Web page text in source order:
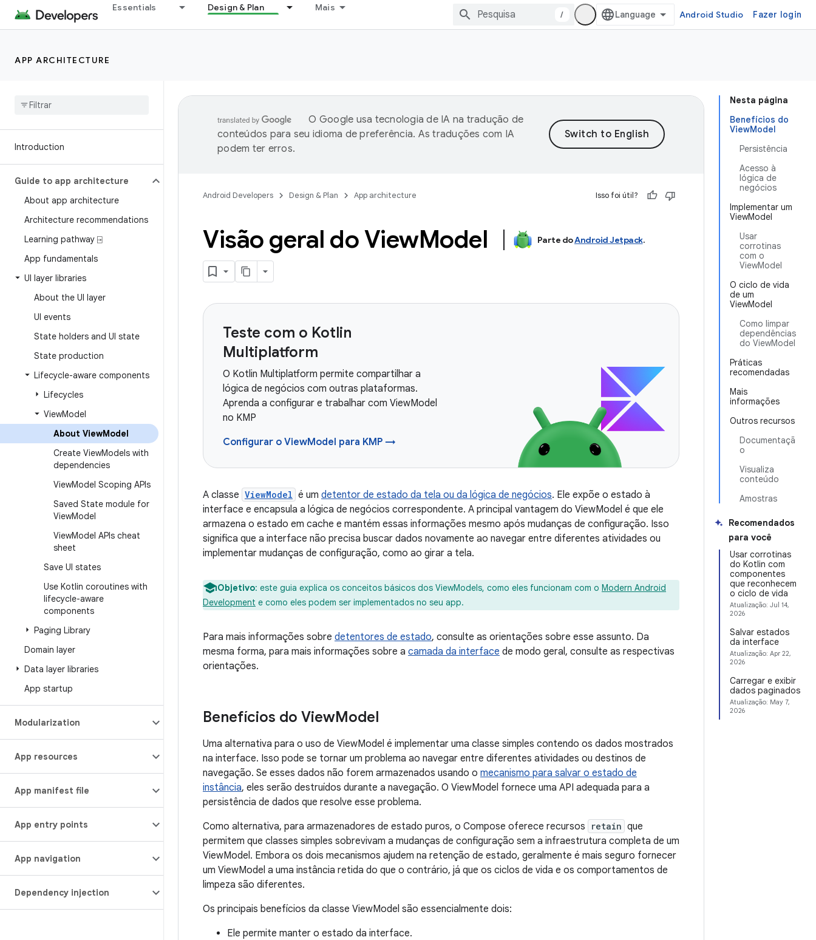
Essentials Design & Plan Mais
/ Android Studio Fazer login
APP ARCHITECTURE
Introduction
Guide to app architecture
About app architecture
Architecture recommendations
Learning pathway ⍈
App fundamentals
UI layer libraries
About the UI layer
UI events
State holders and UI state
State production
Lifecycle-aware components
Lifecycles
ViewModel
About ViewModel
Create ViewModels with
dependencies
ViewModel Scoping APIs
Saved State module for
ViewModel
ViewModel APIs cheat
sheet
Save UI states
Use Kotlin coroutines with
lifecycle-aware
components
Paging Library
Domain layer
Data layer libraries
App startup
Modularization
App resources
App manifest file
App entry points
App navigation
Dependency injection
Nesta página
Benefícios do
ViewModel
Persistência
Acesso à
lógica de
negócios
Implementar um
ViewModel
Usar
corrotinas
com o
ViewModel
O ciclo de vida
de um
ViewModel
Como limpar
dependências
do ViewModel
Práticas
recomendadas
Mais
informações
Outros recursos
Documentaçã
o
Visualiza
conteúdo
Amostras
Recomendados
para você
Usar corrotinas
do Kotlin com
componentes
que reconhecem
o ciclo de vida
Atualização: Jul 14,
2026
Salvar estados
da interface
Atualização: Apr 22,
2026
Carregar e exibir
dados paginados
Atualização: May 7,
2026
O Google usa tecnologia de IA na tradução de
conteúdos para seu idioma de preferência. As traduções com IA
podem ter erros.
Android Developers Design & Plan App architecture Isso foi útil?
Visão geral do ViewModel Parte doAndroid Jetpack.
Teste com o Kotlin
Multiplatform
O Kotlin Multiplatform permite compartilhar a
lógica de negócios com outras plataformas.
Aprenda a configurar e trabalhar com ViewModel
no KMP
Configurar o ViewModel para KMP →
A classe ViewModel é um detentor de estado da tela ou da lógica de negócios. Ele expõe o estado à
interface e encapsula a lógica de negócios correspondente. A principal vantagem do ViewModel é que ele
armazena o estado em cache e mantém essas informações mesmo após mudanças de configuração. Isso
significa que a interface não precisa buscar dados novamente ao navegar entre diferentes atividades ou
implementar mudanças de configuração, como ao girar a tela.
Objetivo: este guia explica os conceitos básicos dos ViewModels, como eles funcionam com o Modern Android
Development e como eles podem ser implementados no seu app.
Para mais informações sobre detentores de estado, consulte as orientações sobre esse assunto. Da
mesma forma, para mais informações sobre a camada da interface de modo geral, consulte as respectivas
orientações.
Benefícios do ViewModel
Uma alternativa para o uso de ViewModel é implementar uma classe simples contendo os dados mostrados
na interface. Isso pode se tornar um problema ao navegar entre diferentes atividades ou destinos de
navegação. Se esses dados não forem armazenados usando o mecanismo para salvar o estado de
instância, eles serão destruídos durante a navegação. O ViewModel fornece uma API adequada para a
persistência de dados que resolve esse problema.
Como alternativa, para armazenadores de estado puros, o Compose oferece recursos
retain que
permitem que classes simples sobrevivam a mudanças de configuração sem a infraestrutura completa de um
ViewModel. Embora os dois mecanismos ajudem na retenção de estado, geralmente é mais seguro fornecer
um ViewModel a uma instância retida do que o contrário, já que os ciclos de vida e os comportamentos de
limpeza são diferentes.
Os principais benefícios da classe ViewModel são essencialmente dois:
Ele permite manter o estado da interface.